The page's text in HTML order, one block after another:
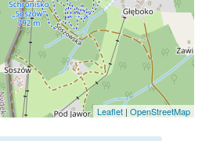
Leaflet | OpenStreetMap